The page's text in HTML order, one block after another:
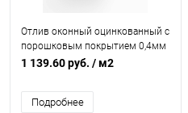
Отлив оконный оцинкованный c
порошковым покрытием 0,4мм
RAL 9011
1 139.60 руб. / м2
Подробнее